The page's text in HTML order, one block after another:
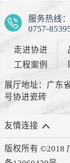
服务热线：
0757-
走进协进
工程案例
展厅地址：广东
号协进瓷砖
友情连接
版权所有 ©2018